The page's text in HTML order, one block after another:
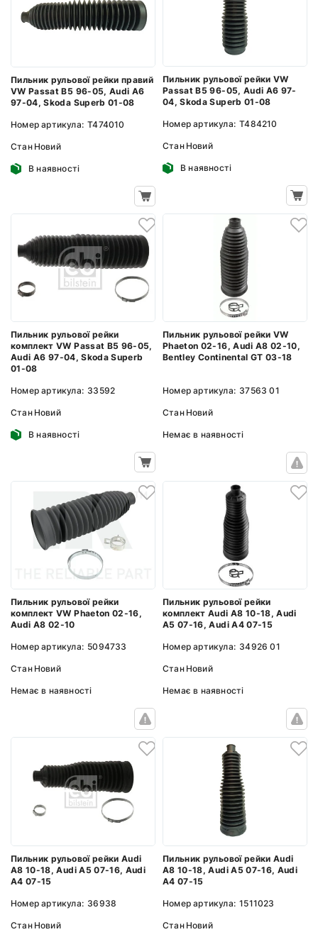
Пильник рульової рейки правий
VW Passat B5 96-05, Audi A6
97-04, Skoda Superb 01-08
Номер артикула: T474010
Стан Новий
В наявності
Пильник рульової рейки VW
Passat B5 96-05, Audi A6 97-
04, Skoda Superb 01-08
Номер артикула: T484210
Стан Новий
В наявності
Пильник рульової рейки
комплект VW Passat B5 96-05,
Audi A6 97-04, Skoda Superb
01-08
Номер артикула: 33592
Стан Новий
В наявності
Пильник рульової рейки VW
Phaeton 02-16, Audi A8 02-10,
Bentley Continental GT 03-18
Номер артикула: 37563 01
Стан Новий
Немає в наявності
Пильник рульової рейки
комплект VW Phaeton 02-16,
Audi A8 02-10
Номер артикула: 5094733
Стан Новий
Немає в наявності
Пильник рульової рейки
комплект Audi A8 10-18, Audi
A5 07-16, Audi A4 07-15
Номер артикула: 34926 01
Стан Новий
Немає в наявності
Пильник рульової рейки Audi
A8 10-18, Audi A5 07-16, Audi
A4 07-15
Номер артикула: 36938
Стан Новий
Пильник рульової рейки Audi
A8 10-18, Audi A5 07-16, Audi
A4 07-15
Номер артикула: 1511023
Стан Новий